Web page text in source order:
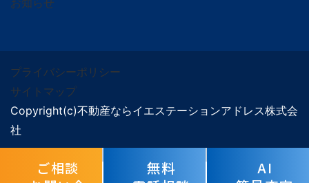
プライバシーポリシー
サイトマップ
Copyright(c)不動産ならイエステーションアドレス株式会
社
ご相談
無料
AI